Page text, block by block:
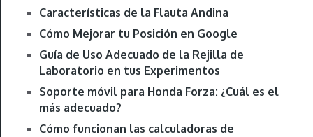
Características de la Flauta Andina
Cómo Mejorar tu Posición en Google
Guía de Uso Adecuado de la Rejilla de
Laboratorio en tus Experimentos
Soporte móvil para Honda Forza: ¿Cuál es el
más adecuado?
Cómo funcionan las calculadoras de